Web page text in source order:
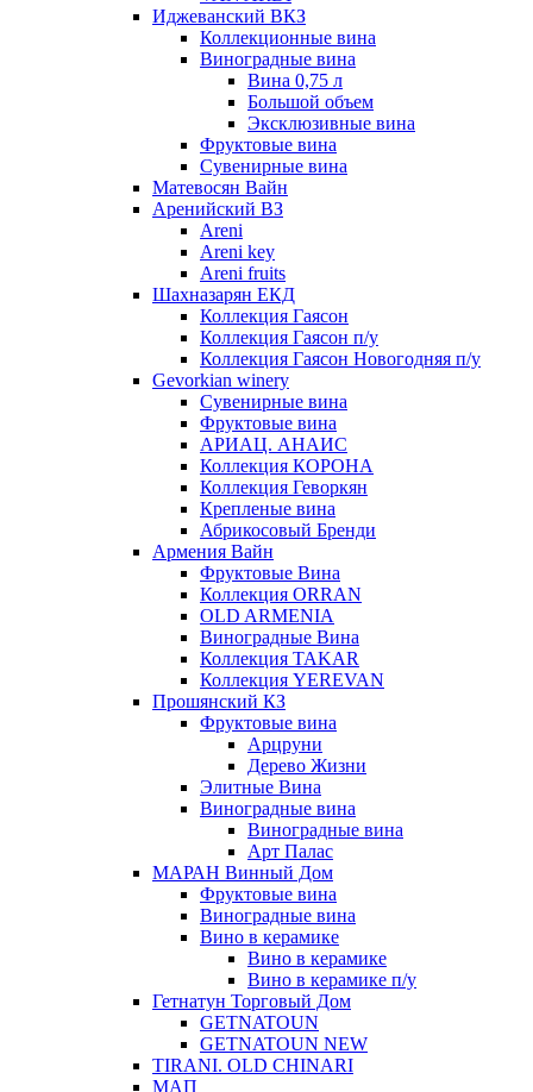
Иджеванский ВКЗ
Коллекционные вина
Виноградные вина
Вина 0,75 л
Большой объем
Эксклюзивные вина
Фруктовые вина
Cувенирные вина
Матевосян Вайн
Аренийский ВЗ
Areni
Areni key
Areni fruits
Шахназарян ЕКД
Коллекция Гаясон
Коллекция Гаясон п/у
Коллекция Гаясон Новогодняя п/у
Gevorkian winery
Сувенирные вина
Фруктовые вина
АРИАЦ. АНАИС
Коллекция КОРОНА
Коллекция Геворкян
Крепленые вина
Абрикосовый Бренди
Армения Вайн
Фруктовые Вина
Коллекция ORRAN
OLD ARMENIA
Виноградные Вина
Коллекция TAKAR
Коллекция YEREVAN
Прошянский КЗ
Фруктовые вина
Арцруни
Дерево Жизни
Элитные Вина
Виноградные вина
Виноградные вина
Арт Палас
МАРАН Винный Дом
Фруктовые вина
Виноградные вина
Вино в керамике
Вино в керамике
Вино в керамике п/у
Гетнатун Торговый Дом
GETNATOUN
GETNATOUN NEW
TIRANI. OLD CHINARI
МАП